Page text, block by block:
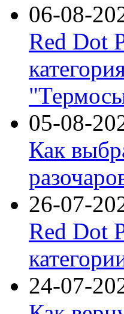
06-08-
Red Dot
05-08-
Как
26-07-
Red Dot
24-07-